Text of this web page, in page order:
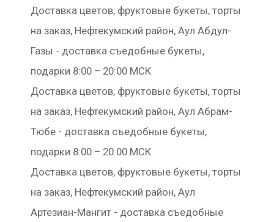
Доставка цветов, фруктовые букеты, торты
на заказ, Нефтекумский район, Аул Абдул-
Газы - доставка съедобные букеты,
подарки 8:00 – 20:00 МСК
Доставка цветов, фруктовые букеты, торты
на заказ, Нефтекумский район, Аул Абрам-
Тюбе - доставка съедобные букеты,
подарки 8:00 – 20:00 МСК
Доставка цветов, фруктовые букеты, торты
на заказ, Нефтекумский район, Аул
Артезиан-Мангит - доставка съедобные